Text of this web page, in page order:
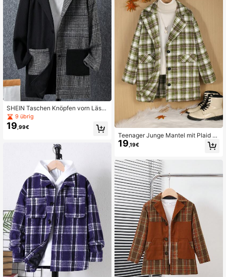
SHEIN Taschen Knöpfen vorn Lässi
g Mäntel für Jungen im mittleren Alt
er
9 übrig
19 ,99€
Teenager Junge Mantel mit Plaid R
evers
19 ,19€